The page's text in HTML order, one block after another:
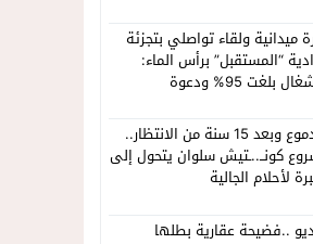
ميدانية ولقاء تواصلي بتجزئة
“المستقبل” برأس الماء:
الأشغال بلغت 95% ودعوة
العقار
بالدموع وبعد 15 سنة من الانتظار..
كونــ..ـتيش سلوان يتحول إلى
لأحلام الجالية
..فضيحة عقارية بطلها